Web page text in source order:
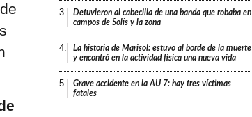
3.
Detuvieron al cabecilla de una banda que robaba en
campos de Solís y la zona
4.
La historia de Marisol: estuvo al borde de la muerte
y encontró en la actividad física una nueva vida
5.
Grave accidente en la AU 7: hay tres víctimas
fatales